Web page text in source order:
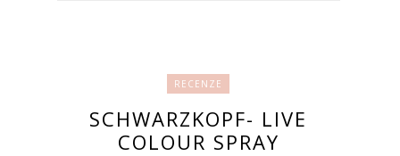
RECENZE
SCHWARZKOPF- LIVE
COLOUR SPRAY